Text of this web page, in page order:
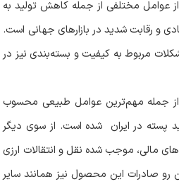
عوامل مختلفی از جمله کاهش تولید به
و رقابت شدید در بازارهای جهانی است.
مربوط به کیفیت و بسته‌بندی نیز در
جمله مهم‌ترین عوامل طبیعی محسوب
پسته در ایران شده است. از سوی دیگر
مالی، موجب شده نقل و انتقالات ارزی
رو صادرات این محصول نیز همانند سایر